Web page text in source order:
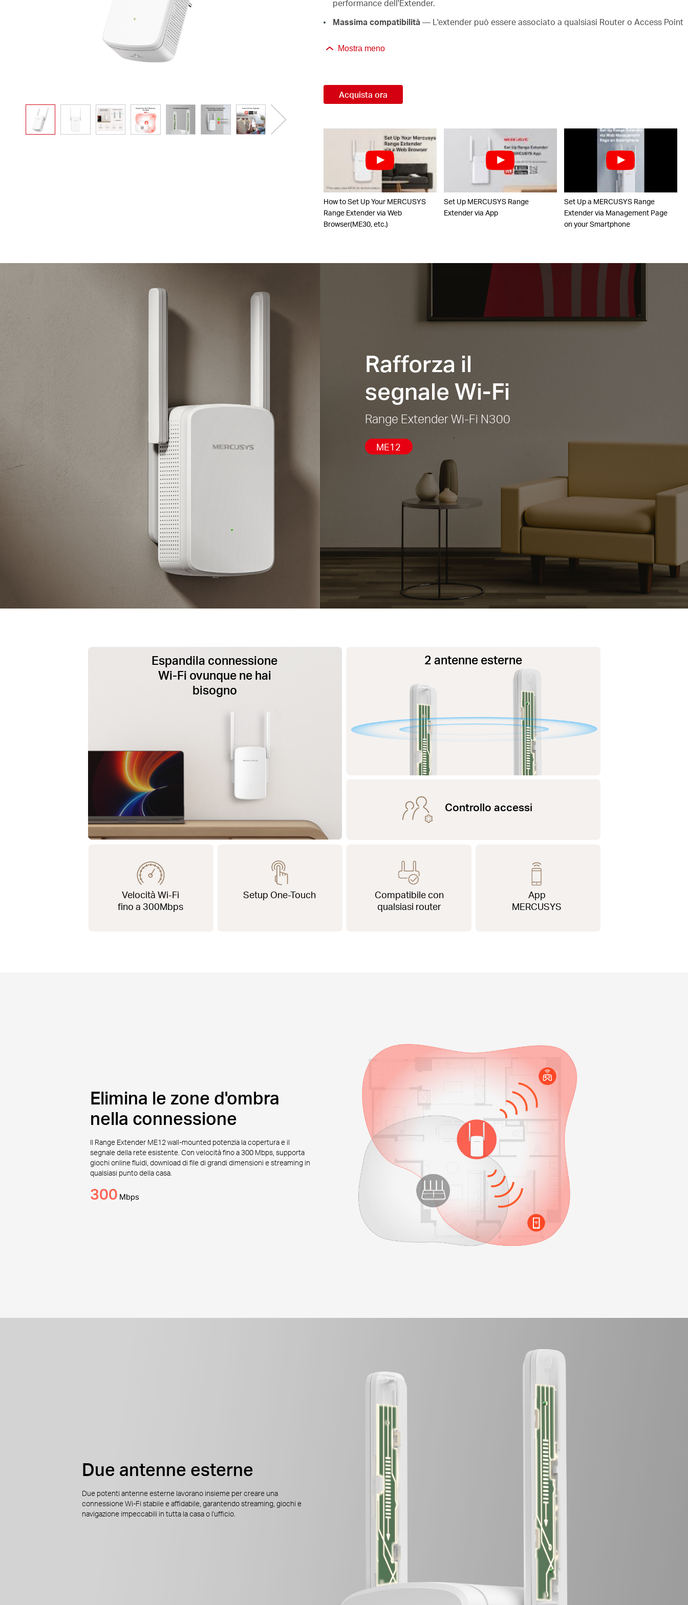
performance dell'Extender.
Massima compatibilità — L'extender può essere associato a qualsiasi Router o Access Point
Mostra meno
Acquista ora
How to Set Up Your MERCUSYS
Range Extender via Web
Browser(ME30, etc.)
Set Up MERCUSYS Range
Extender via App
Set Up a MERCUSYS Range
Extender via Management Page
on your Smartphone
Rafforza il
segnale Wi-Fi
Range Extender Wi-Fi N300
ME12
Espandila connessione
Wi-Fi ovunque ne hai
bisogno
2 antenne esterne
Controllo accessi
Velocità Wi-Fi
fino a 300Mbps
Setup One-Touch
Compatibile con
qualsiasi router
App
MERCUSYS
Elimina le zone d'ombra
nella connessione
Il Range Extender ME12 wall-mounted potenzia la copertura e il
segnale della rete esistente. Con velocità fino a 300 Mbps, supporta
giochi online fluidi, download di file di grandi dimensioni e streaming in
qualsiasi punto della casa.
300 Mbps
Due antenne esterne
Due potenti antenne esterne lavorano insieme per creare una
connessione Wi-Fi stabile e affidabile, garantendo streaming, giochi e
navigazione impeccabili in tutta la casa o l'ufficio.